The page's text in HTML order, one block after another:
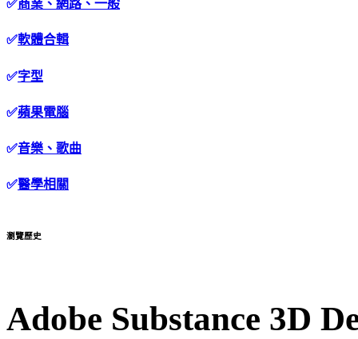
✅商業、網路、一般
✅軟體合輯
✅字型
✅蘋果電腦
✅音樂、歌曲
✅醫學相關
瀏覽歷史
Adobe Substance 3D